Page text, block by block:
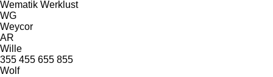
Wematik Werklust
WG
Weycor
AR
Wille
355 455 655 855
Wolf